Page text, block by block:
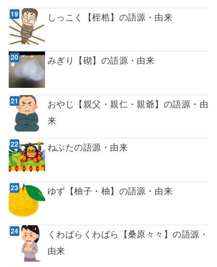
しっこく【桎梏】の語源・由来
みぎり【砌】の語源・由来
おやじ【親父・親仁・親爺】の語源・由
来
ねぶたの語源・由来
ゆず【柚子・柚】の語源・由来
くわばらくわばら【桑原々々】の語源・
由来